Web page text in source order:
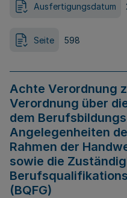
Ausfertigungsdatum
Seite 598
Achte Verordnung
Verordnung über
dem
Angelegenheiten
Rahmen der
sowie die
(BQFG)